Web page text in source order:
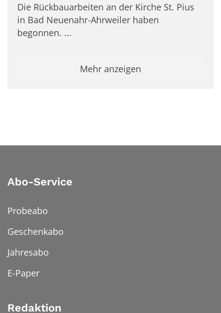
Die Rückbauarbeiten an der Kirche St. Pius
in Bad Neuenahr-Ahrweiler haben
begonnen. ...
Mehr anzeigen
Abo-Service
Probeabo
Geschenkabo
Jahresabo
E-Paper
Redaktion